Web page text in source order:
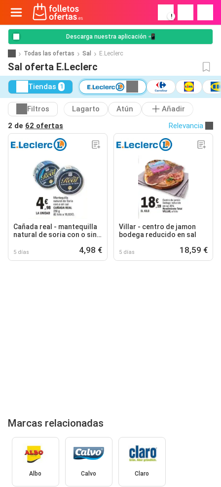
!
Descarga nuestra aplicación 📲
Todas las ofertas Sal E.Leclerc
Sal oferta E.Leclerc
Tiendas 1
Filtros Lagarto Atún
Añadir
2 de 62 ofertas Relevancia
Cañada real - mantequilla
natural de soria con o sin
5 días 4,98 €
Villar - centro de jamon
bodega reducido en sal
5 días 18,59 €
Marcas relacionadas
Albo Calvo Claro